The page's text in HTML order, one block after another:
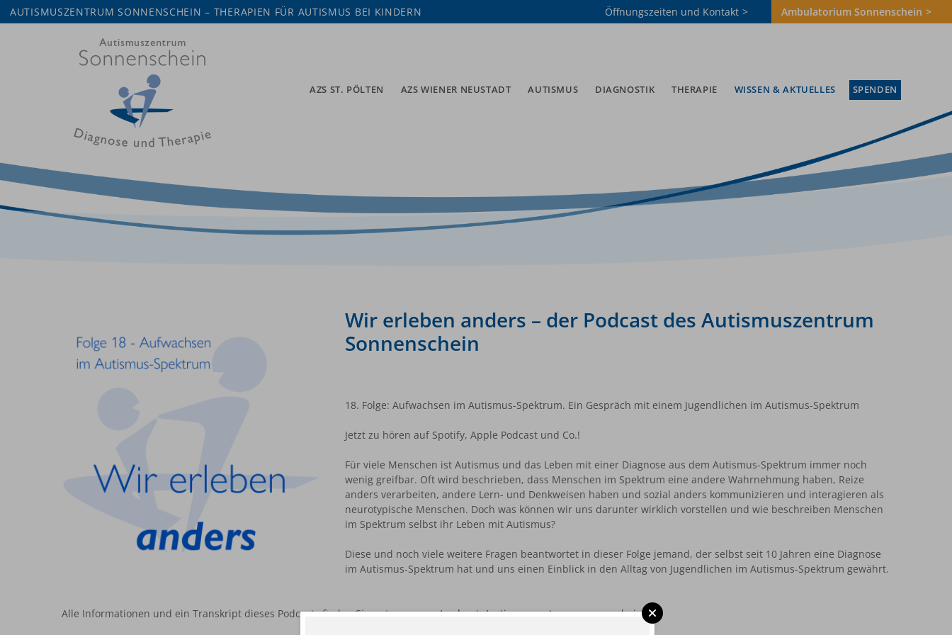
AUTISMUSZENTRUM SONNENSCHEIN – THERAPIEN FÜR AUTISMUS BEI KINDERN Öffnungszeiten und Kontakt Ambulatorium Sonnenschein
AZS ST. PÖLTEN AZS WIENER NEUSTADT AUTISMUS DIAGNOSTIK THERAPIE WISSEN & AKTUELLES SPENDEN
Wir erleben anders – der Podcast des Autismuszentrum
Sonnenschein
18. Folge: Aufwachsen im Autismus-Spektrum. Ein Gespräch mit einem Jugendlichen im Autismus-Spektrum
Jetzt zu hören auf Spotify, Apple Podcast und Co.!
Für viele Menschen ist Autismus und das Leben mit einer Diagnose aus dem Autismus-Spektrum immer noch
wenig greifbar. Oft wird beschrieben, dass Menschen im Spektrum eine andere Wahrnehmung haben, Reize
anders verarbeiten, andere Lern- und Denkweisen haben und sozial anders kommunizieren und interagieren als
neurotypische Menschen. Doch was können wir uns darunter wirklich vorstellen und wie beschreiben Menschen
im Spektrum selbst ihr Leben mit Autismus?
Diese und noch viele weitere Fragen beantwortet in dieser Folge jemand, der selbst seit 10 Jahren eine Diagnose
im Autismus-Spektrum hat und uns einen Einblick in den Alltag von Jugendlichen im Autismus-Spektrum gewährt.
Alle Informationen und ein Transkript dieses Podcasts finden Sie unterrss.com/podcasts/autismuszentrum-sonnenschein